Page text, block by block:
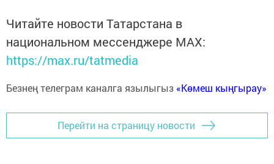
Читайте новости Татарстана в
национальном мессенджере MАХ:
https://max.ru/tatmedia
Безнең телеграм каналга язылыгыз «Көмеш кыңгырау»
Перейти на страницу новости